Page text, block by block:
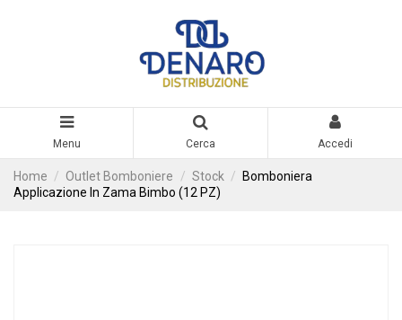
Menu Cerca Accedi
Home Outlet Bomboniere Stock
Bomboniera
Applicazione In Zama Bimbo (12 PZ)